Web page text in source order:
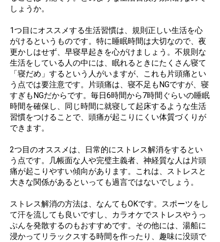
しょうか。
1つ目にオススメする生活習慣は、規則正しい生活を心
がけるというものです。特に睡眠時間は大切なので、夜
更かしはせず、早寝早起きを心がけましょう。不規則な
生活をしている人の中には、眠れるときにたくさん寝て
「寝だめ」するという人がいますが、これも片頭痛とい
う点では要注意です。片頭痛は、寝不足もNGですが、寝
すぎもNGだからです。毎日6時間から7時間ぐらいの睡眠
時間を確保し、同じ時間に就寝して起床するような生活
習慣をつけることで、頭痛が起こりにくい体質づくりが
できます。
2つ目のオススメは、日常的にストレス解消をするとい
う点です。几帳面な人や完璧主義者、神経質な人は片頭
痛が起こりやすい傾向があります。これは、ストレスと
大きな関係があるといっても過言ではないでしょう。
ストレス解消の方法は、なんてもOKです。スポーツをし
て汗を流しても良いですし、カラオケでストレスやうっ
ぷんを発散するのもおすすめです。その他には、湯船に
浸かってリラックスする時間を作ったり、趣味に没頭で